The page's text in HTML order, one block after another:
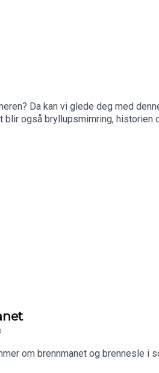
Da kan vi glede deg med
også bryllupsmimring,
Produsert av PLAN-B
om brennmanet og brennesle